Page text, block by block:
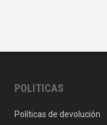
POLITICAS
Políticas de devolución